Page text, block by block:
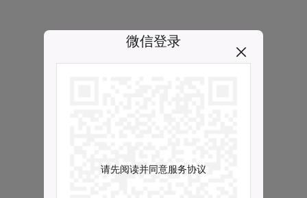
微信登录
请先阅读并同意服务协议